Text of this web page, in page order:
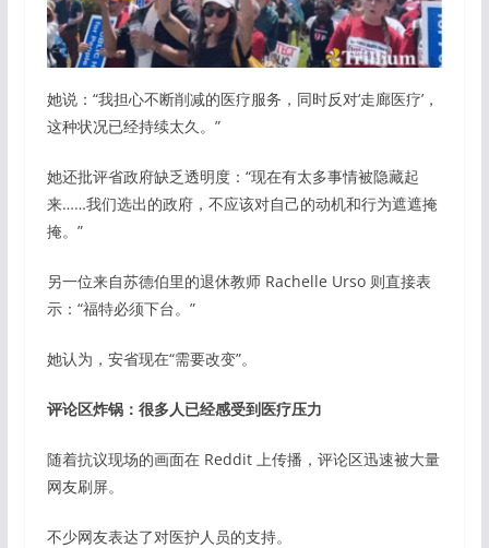
她说：“我担心不断削减的医疗服务，同时反对‘走廊医疗’，
这种状况已经持续太久。”
她还批评省政府缺乏透明度：“现在有太多事情被隐藏起
来……我们选出的政府，不应该对自己的动机和行为遮遮掩
掩。”
另一位来自苏德伯里的退休教师 Rachelle Urso 则直接表
示：“福特必须下台。”
她认为，安省现在“需要改变”。
评论区炸锅：很多人已经感受到医疗压力
随着抗议现场的画面在 Reddit 上传播，评论区迅速被大量
网友刷屏。
不少网友表达了对医护人员的支持。